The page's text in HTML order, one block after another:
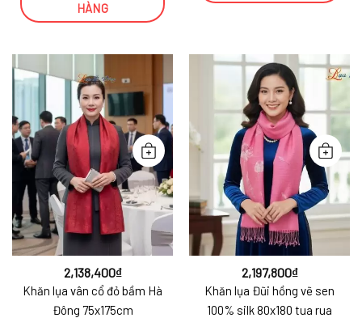
HÀNG
2,138,400₫
Khăn lụa vân cổ đỏ bầm Hà
Đông 75x175cm
2,197,800₫
Khăn lụa Đũi hồng vẽ sen
100% silk 80x180 tua rua